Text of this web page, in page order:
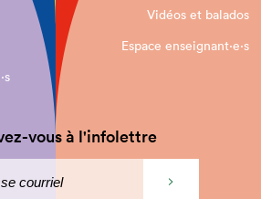
Vidéos et balados
Espace enseignant·e⋅s
vous à l'infolettre